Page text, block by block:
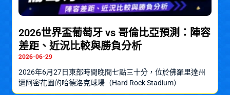
2026世界盃葡萄牙 vs 哥倫比亞預測：陣容
差距、近況比較與勝負分析
2026-06-29
2026年6月27日東部時間晚間七點三十分，位於佛羅里達州
邁阿密花園的哈德洛克球場（Hard Rock Stadium）